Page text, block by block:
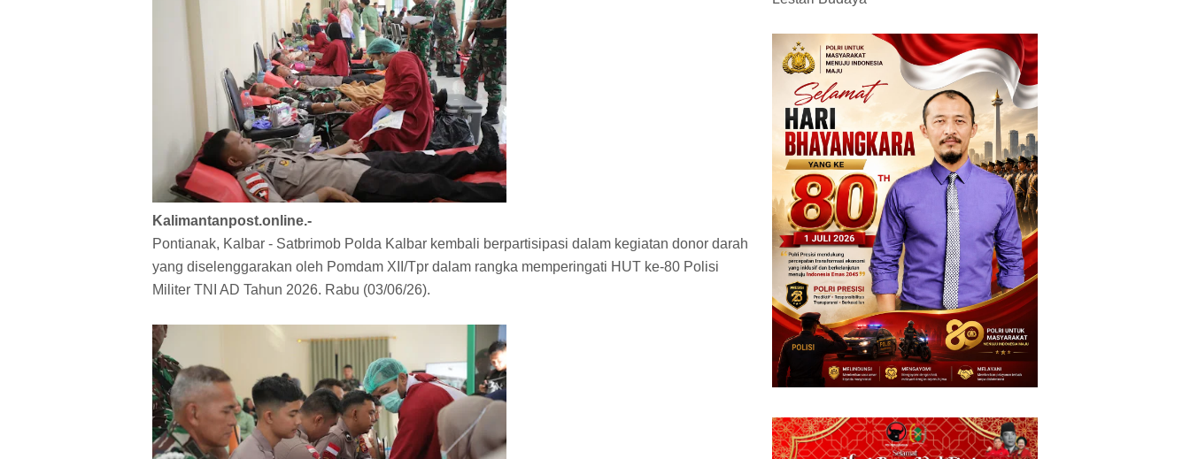
Kalimantanpost.online.-
Pontianak, Kalbar - Satbrimob Polda Kalbar kembali berpartisipasi dalam kegiatan donor darah
yang diselenggarakan oleh Pomdam XII/Tpr dalam rangka memperingati HUT ke-80 Polisi
Militer TNI AD Tahun 2026. Rabu (03/06/26).